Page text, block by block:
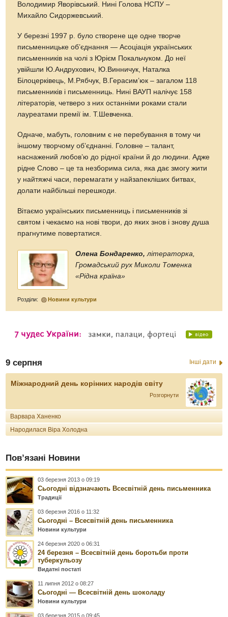
Володимир Яворівський. Нині Голова НСПУ –
Михайло Сидоржевський.
У березні 1997 р. було створене ще одне творче
письменницьке об’єднання — Асоціація українських
письменників на чолі з Юрієм Покальчуком. До неї
увійшли Ю.Андрухович, Ю.Винничук, Наталка
Білоцерківець, М.Рябчук, В.Герасим’юк – загалом 118
письменників і письменниць. Нині ВАУП налічує 158
літераторів, четверо з них останніми роками стали
лауреатами премії ім. Т.Шевченка.
Одначе, мабуть, головним є не перебування в тому чи
іншому творчому об’єднанні. Головне – талант,
наснажений любов’ю до рідної країни й до людини. Адже
рідне Слово – це та незборима сила, яка дає змогу жити
у найтяжчі часи, перемагати у найзапекліших битвах,
долати найбільші перешкоди.
Вітаємо українських письменниць і письменників зі
святом і чекаємо на нові твори, до яких знов і знову душа
прагнутиме повертатися.
Олена Бондаренко, літераторка,
Громадський рух Миколи Томенка
«Рідна країна»
Розділи: Новини культури
9 серпня Інші дати
Міжнародний день корінних народів світу
Розгорнути
Варвара Ханенко
Народилася Віра Холодна
Пов’язані Новини
03 березня 2013 о 09:19
Сьогодні відзначають Всесвітній день письменника
Традиції
03 березня 2016 о 11:32
Сьогодні – Всесвітній день письменника
Новини культури
24 березня 2020 о 06:31
24 березня – Всесвітній день боротьби проти
туберкульозу
Видатні постаті
11 липня 2012 о 08:27
Сьогодні — Всесвітній день шоколаду
Новини культури
03 березня 2015 о 09:45